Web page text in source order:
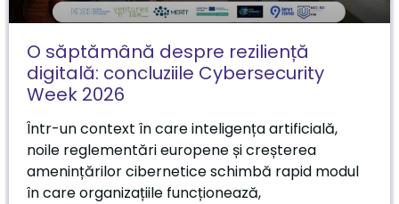
O săptămână despre reziliență
digitală: concluziile Cybersecurity
Week 2026
Într-un context în care inteligența artificială,
noile reglementări europene și creșterea
amenințărilor cibernetice schimbă rapid modul
în care organizațiile funcționează,